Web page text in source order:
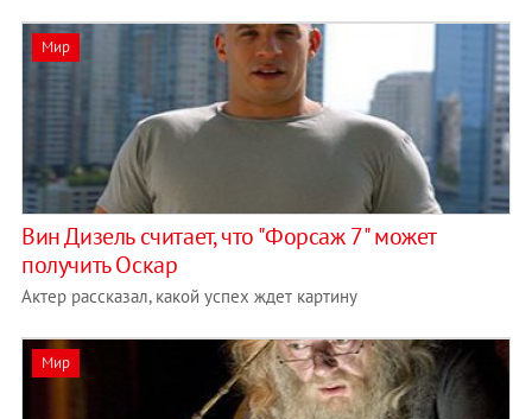
Мир
Вин Дизель считает, что "Форсаж 7" может
получить Оскар
Актер рассказал, какой успех ждет картину
Мир